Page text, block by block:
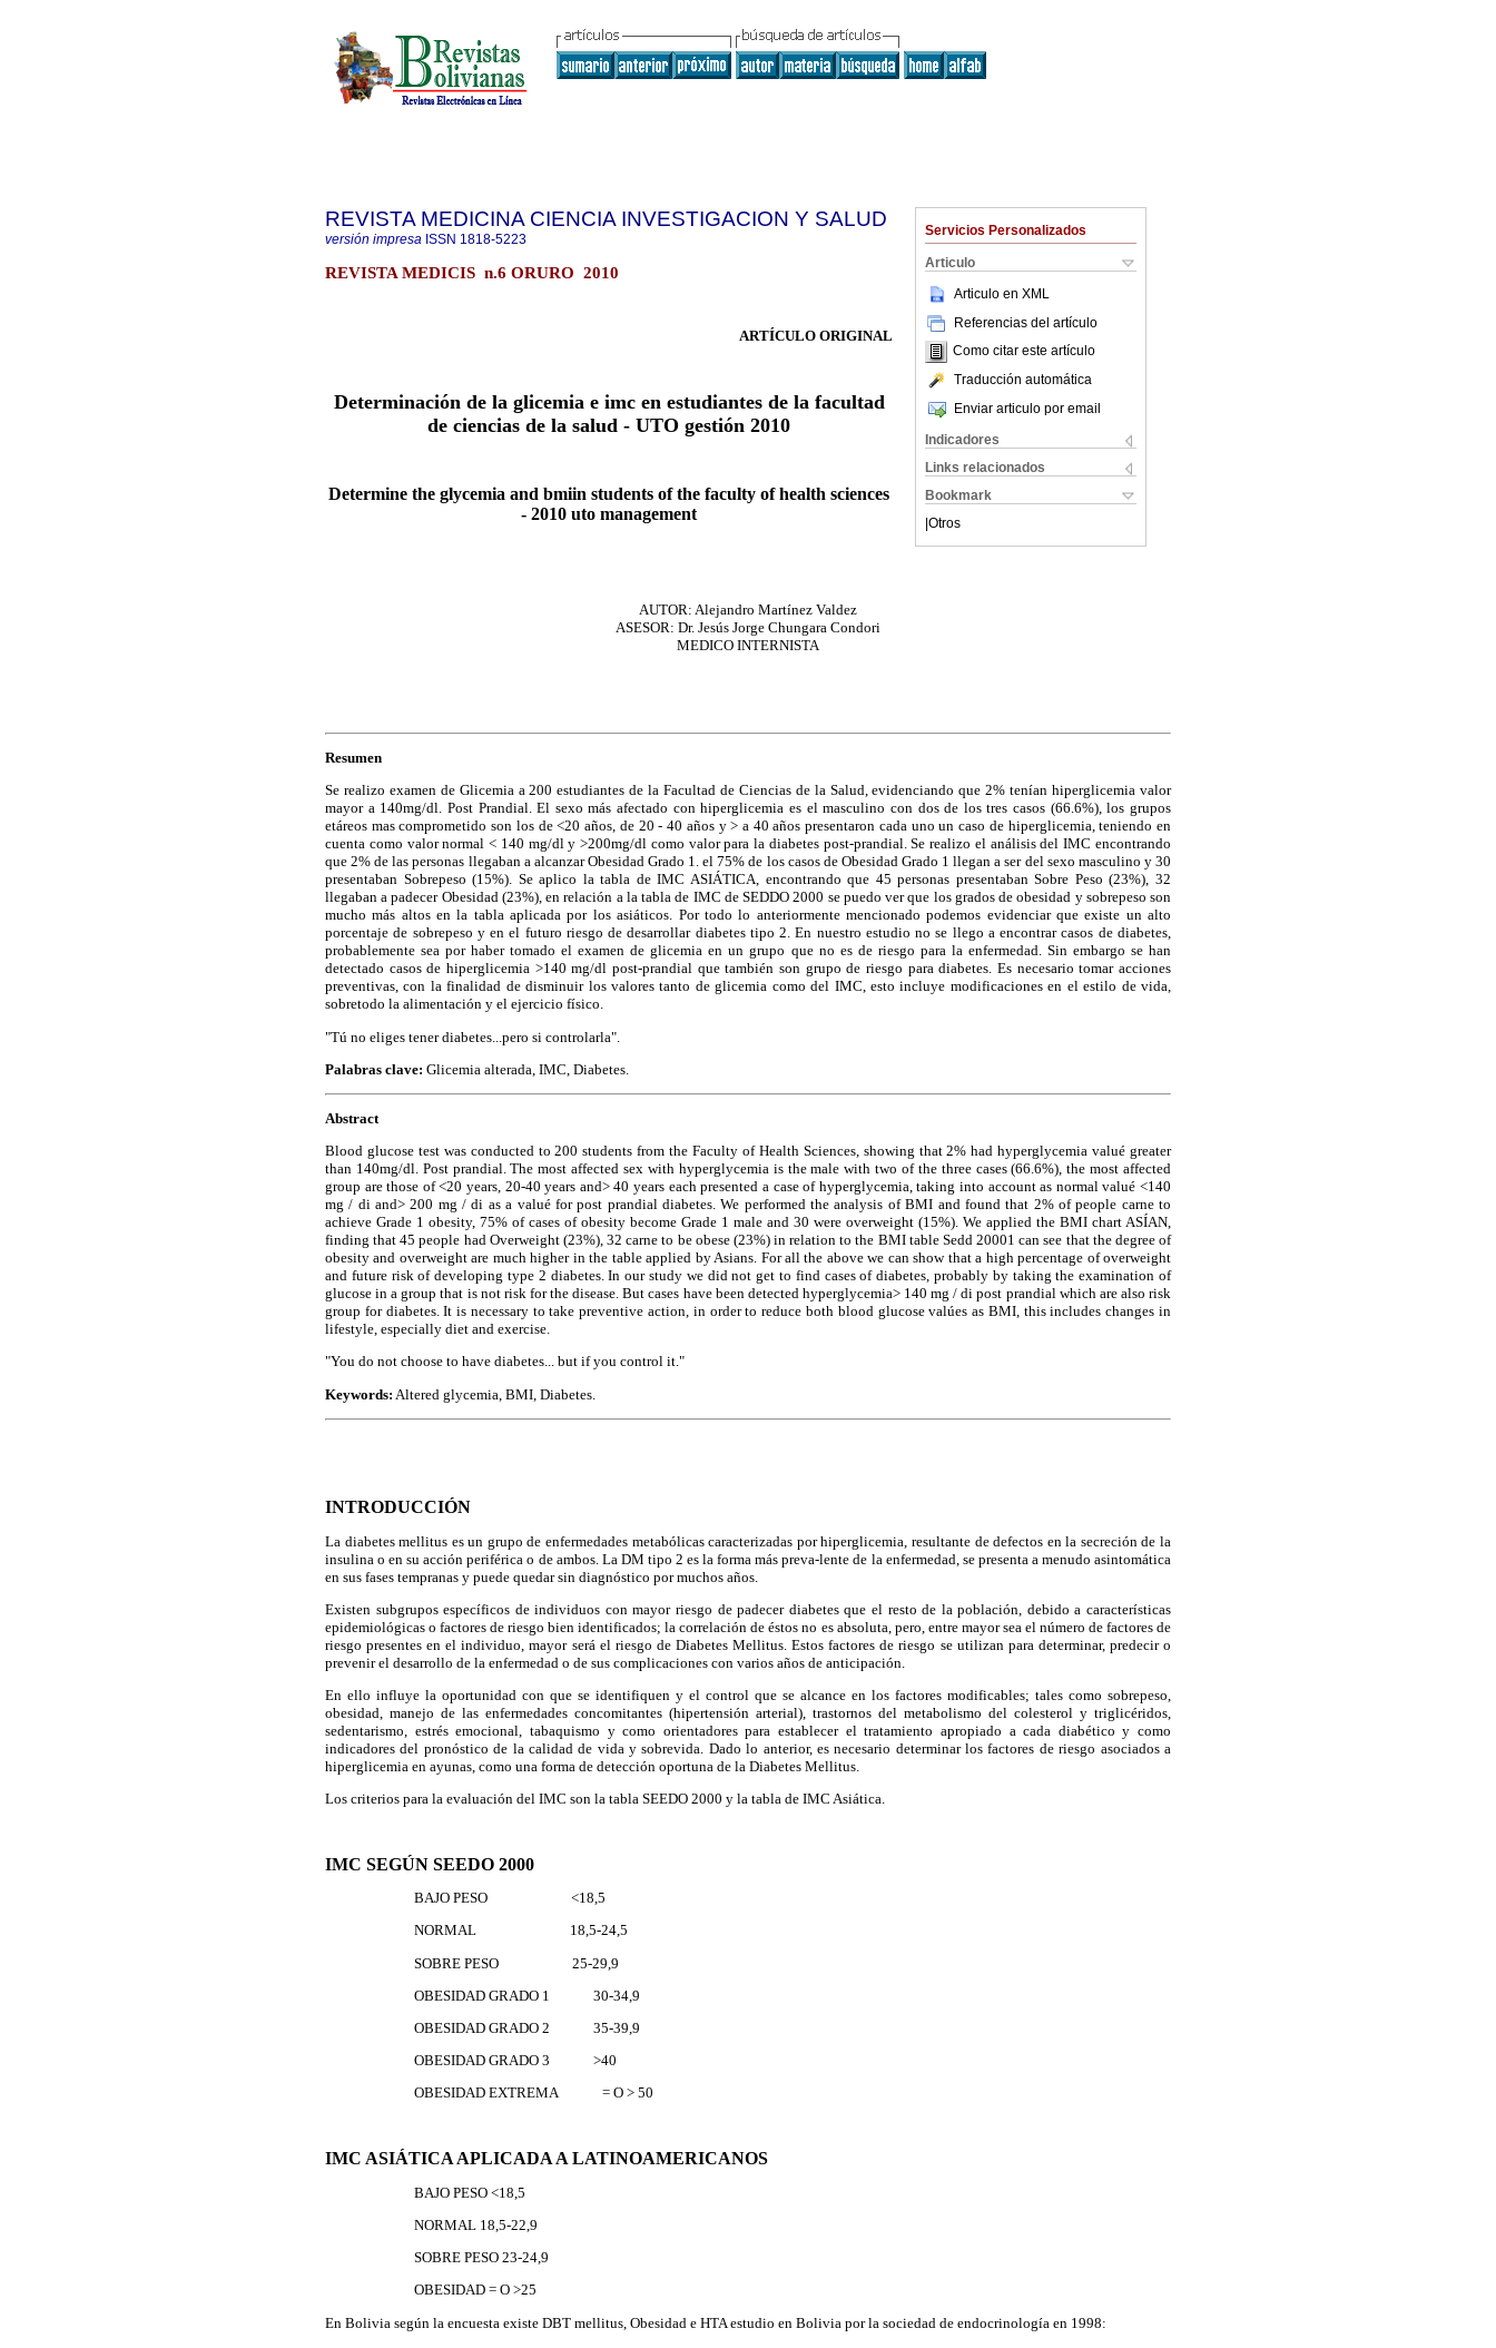
Servicios Personalizados
Articulo
Articulo en XML
Referencias del artículo
Como citar este artículo
Traducción automática
Enviar articulo por email
Indicadores
Links relacionados
Bookmark
Otros
REVISTA MEDICINA CIENCIA INVESTIGACION Y SALUD
versión impresa ISSN 1818-5223
REVISTA MEDICIS n.6 ORURO 2010
ARTÍCULO ORIGINAL
Determinación de la glicemia e imc en estudiantes de la facultad
de ciencias de la salud - UTO gestión 2010
Determine the glycemia and bmiin students of the faculty of health sciences
- 2010 uto management
AUTOR: Alejandro Martínez Valdez
ASESOR: Dr. Jesús Jorge Chungara Condori
MEDICO INTERNISTA
Resumen
Se realizo examen de Glicemia a 200 estudiantes de la Facultad de Ciencias de la Salud, evidenciando que 2% tenían hiperglicemia valor
mayor a 140mg/dl. Post Prandial. El sexo más afectado con hiperglicemia es el masculino con dos de los tres casos (66.6%), los grupos
etáreos mas comprometido son los de <20 años, de 20 - 40 años y > a 40 años presentaron cada uno un caso de hiperglicemia, teniendo en
cuenta como valor normal < 140 mg/dl y >200mg/dl como valor para la diabetes post-prandial. Se realizo el análisis del IMC encontrando
que 2% de las personas llegaban a alcanzar Obesidad Grado 1. el 75% de los casos de Obesidad Grado 1 llegan a ser del sexo masculino y 30
presentaban Sobrepeso (15%). Se aplico la tabla de IMC ASIÁTICA, encontrando que 45 personas presentaban Sobre Peso (23%), 32
llegaban a padecer Obesidad (23%), en relación a la tabla de IMC de SEDDO 2000 se puedo ver que los grados de obesidad y sobrepeso son
mucho más altos en la tabla aplicada por los asiáticos. Por todo lo anteriormente mencionado podemos evidenciar que existe un alto
porcentaje de sobrepeso y en el futuro riesgo de desarrollar diabetes tipo 2. En nuestro estudio no se llego a encontrar casos de diabetes,
probablemente sea por haber tomado el examen de glicemia en un grupo que no es de riesgo para la enfermedad. Sin embargo se han
detectado casos de hiperglicemia >140 mg/dl post-prandial que también son grupo de riesgo para diabetes. Es necesario tomar acciones
preventivas, con la finalidad de disminuir los valores tanto de glicemia como del IMC, esto incluye modificaciones en el estilo de vida,
sobretodo la alimentación y el ejercicio físico.
"Tú no eliges tener diabetes...pero si controlarla".
Palabras clave: Glicemia alterada, IMC, Diabetes.
Abstract
Blood glucose test was conducted to 200 students from the Faculty of Health Sciences, showing that 2% had hyperglycemia valué greater
than 140mg/dl. Post prandial. The most affected sex with hyperglycemia is the male with two of the three cases (66.6%), the most affected
group are those of <20 years, 20-40 years and> 40 years each presented a case of hyperglycemia, taking into account as normal valué <140
mg / di and> 200 mg / di as a valué for post prandial diabetes. We performed the analysis of BMI and found that 2% of people carne to
achieve Grade 1 obesity, 75% of cases of obesity become Grade 1 male and 30 were overweight (15%). We applied the BMI chart ASÍAN,
finding that 45 people had Overweight (23%), 32 carne to be obese (23%) in relation to the BMI table Sedd 20001 can see that the degree of
obesity and overweight are much higher in the table applied by Asians. For all the above we can show that a high percentage of overweight
and future risk of developing type 2 diabetes. In our study we did not get to find cases of diabetes, probably by taking the examination of
glucose in a group that is not risk for the disease. But cases have been detected hyperglycemia> 140 mg / di post prandial which are also risk
group for diabetes. It is necessary to take preventive action, in order to reduce both blood glucose valúes as BMI, this includes changes in
lifestyle, especially diet and exercise.
"You do not choose to have diabetes... but if you control it."
Keywords: Altered glycemia, BMI, Diabetes.
INTRODUCCIÓN
La diabetes mellitus es un grupo de enfermedades metabólicas caracterizadas por hiperglicemia, resultante de defectos en la secreción de la
insulina o en su acción periférica o de ambos. La DM tipo 2 es la forma más preva-lente de la enfermedad, se presenta a menudo asintomática
en sus fases tempranas y puede quedar sin diagnóstico por muchos años.
Existen subgrupos específicos de individuos con mayor riesgo de padecer diabetes que el resto de la población, debido a características
epidemiológicas o factores de riesgo bien identificados; la correlación de éstos no es absoluta, pero, entre mayor sea el número de factores de
riesgo presentes en el individuo, mayor será el riesgo de Diabetes Mellitus. Estos factores de riesgo se utilizan para determinar, predecir o
prevenir el desarrollo de la enfermedad o de sus complicaciones con varios años de anticipación.
En ello influye la oportunidad con que se identifiquen y el control que se alcance en los factores modificables; tales como sobrepeso,
obesidad, manejo de las enfermedades concomitantes (hipertensión arterial), trastornos del metabolismo del colesterol y triglicéridos,
sedentarismo, estrés emocional, tabaquismo y como orientadores para establecer el tratamiento apropiado a cada diabético y como
indicadores del pronóstico de la calidad de vida y sobrevida. Dado lo anterior, es necesario determinar los factores de riesgo asociados a
hiperglicemia en ayunas, como una forma de detección oportuna de la Diabetes Mellitus.
Los criterios para la evaluación del IMC son la tabla SEEDO 2000 y la tabla de IMC Asiática.
IMC SEGÚN SEEDO 2000
BAJO PESO <18,5
NORMAL 18,5-24,5
SOBRE PESO 25-29,9
OBESIDAD GRADO 1 30-34,9
OBESIDAD GRADO 2 35-39,9
OBESIDAD GRADO 3 >40
OBESIDAD EXTREMA = O > 50
IMC ASIÁTICA APLICADA A LATINOAMERICANOS
BAJO PESO <18,5
NORMAL 18,5-22,9
SOBRE PESO 23-24,9
OBESIDAD = O >25
En Bolivia según la encuesta existe DBT mellitus, Obesidad e HTA estudio en Bolivia por la sociedad de endocrinología en 1998: